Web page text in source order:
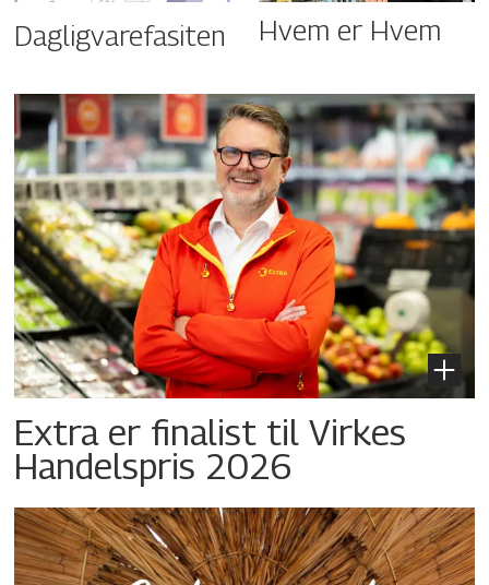
Dagligvarefasiten Hvem er Hvem
Extra er finalist til Virkes
Handelspris 2026